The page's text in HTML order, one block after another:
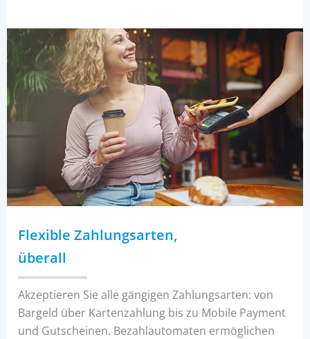
Flexible Zahlungsarten,
überall
Akzeptieren Sie alle gängigen Zahlungsarten: von
Bargeld über Kartenzahlung bis zu Mobile Payment
und Gutscheinen. Bezahlautomaten ermöglichen